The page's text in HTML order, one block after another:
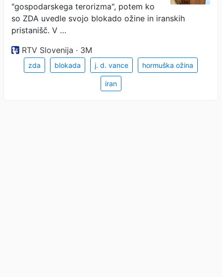
"gospodarskega terorizma", potem ko
so ZDA uvedle svojo blokado ožine in iranskih
pristanišč. V …
RTV Slovenija · 3M
zda blokada j. d. vance hormuška ožina
iran